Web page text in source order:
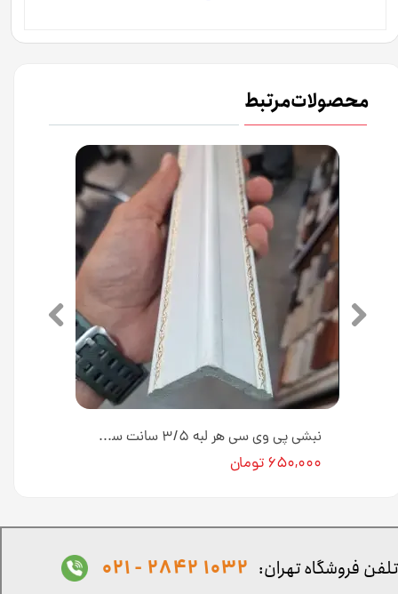
محصولات مرتبط
نبشی پی وی سی هر لبه ۳/۵ سانت سفید طلایی کد N-04-228H طول ۳ متر [انبار تهران]
۶۵۰,۰۰۰ تومان
تلفن فروشگاه تهران: 1032 2842 - 021